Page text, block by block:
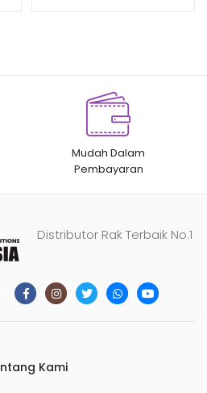
Mudah Dalam
Pembayaran
Distributor Rak Terbaik No.1
Kami